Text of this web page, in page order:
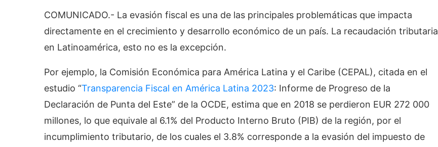
COMUNICADO.- La evasión fiscal es una de las principales problemáticas que impacta
directamente en el crecimiento y desarrollo económico de un país. La recaudación tributaria
en Latinoamérica, esto no es la excepción.
Por ejemplo, la Comisión Económica para América Latina y el Caribe (CEPAL), citada en el
estudio “Transparencia Fiscal en América Latina 2023: Informe de Progreso de la
Declaración de Punta del Este” de la OCDE, estima que en 2018 se perdieron EUR 272 000
millones, lo que equivale al 6.1% del Producto Interno Bruto (PIB) de la región, por el
incumplimiento tributario, de los cuales el 3.8% corresponde a la evasión del impuesto de